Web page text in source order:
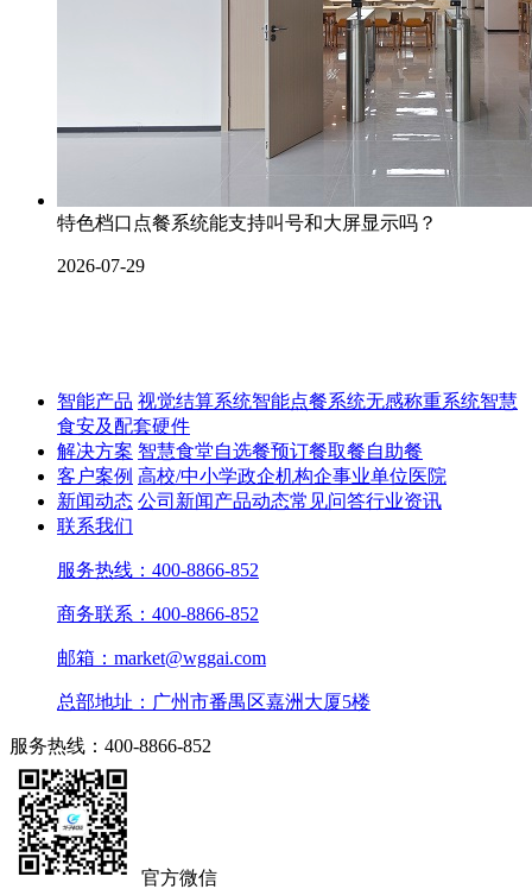
特色档口点餐系统能支持叫号和大屏显示吗？
2026-07-29
智能产品 视觉结算系统智能点餐系统无感称重系统智慧
食安及配套硬件
解决方案 智慧食堂自选餐预订餐取餐自助餐
客户案例 高校/中小学政企机构企事业单位医院
新闻动态 公司新闻产品动态常见问答行业资讯
联系我们
服务热线：400-8866-852
商务联系：400-8866-852
邮箱：market@wggai.com
总部地址：广州市番禺区嘉洲大厦5楼
服务热线：400-8866-852
官方微信